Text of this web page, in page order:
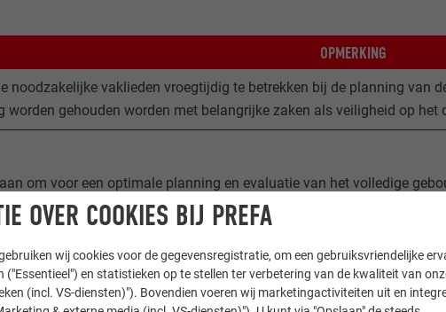
OPMERKING
noodzakelijke vaklieden vroegtijdig te betrekken bij de planning van
worden gehouden worden met belangrijke zaken als veiligheid op het
om voor een optimale planning en evaluatie van het volledige
of deskundige. Neem voor het ontwerp en de planning van de
plaatselijke PREFA adviseur.
PREFALZ is niet bedoeld voor het gebruik als onderhoudsroute
OVER COOKIES BIJ PREFA
wij cookies voor de gegevensregistratie, om een gebruiksvriendelijke
("Essentieel") en statistieken op te stellen ter verbetering van de kwaliteit van
(incl. VS-diensten)"). Bovendien voeren wij marketingactiviteiten uit en